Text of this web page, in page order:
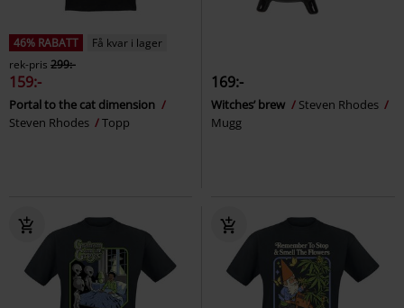
46% RABATT
Få kvar i lager
rek-pris 299:-
159:-
Portal to the cat dimension
Steven Rhodes
Topp
169:-
Witches’ brew
Steven Rhodes
Mugg